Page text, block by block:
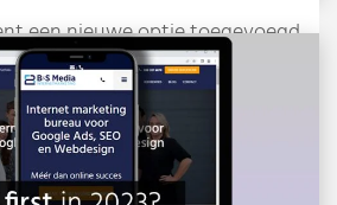
een nieuwe optie toegevoegd
namelijk het